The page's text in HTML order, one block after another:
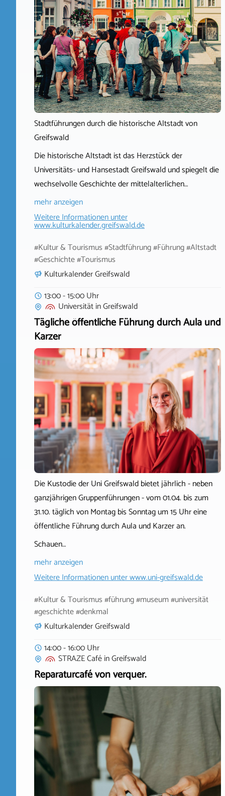
Stadtführungen durch die historische Altstadt von
Greifswald
Die historische Altstadt ist das Herzstück der
Universitäts- und Hansestadt Greifswald und spiegelt die
wechselvolle Geschichte der mittelalterlichen…
mehr anzeigen
Weitere Informationen unter
www.kulturkalender.greifswald.de
#Kultur & Tourismus #Stadtführung #Führung #Altstadt
#Geschichte #Tourismus
Kulturkalender Greifswald
13:00 - 15:00 Uhr
UniversitätinGreifswald
Tägliche öffentliche Führung durch Aula und
Karzer
Die Kustodie der Uni Greifswald bietet jährlich - neben
ganzjährigen Gruppenführungen - vom 01.04. bis zum
31.10. täglich von Montag bis Sonntag um 15 Uhr eine
öffentliche Führung durch Aula und Karzer an.
Schauen…
mehr anzeigen
Weitere Informationen unterwww.uni-greifswald.de
#Kultur & Tourismus #führung #museum #universität
#geschichte #denkmal
Kulturkalender Greifswald
14:00 - 16:00 Uhr
STRAZE CaféinGreifswald
Reparaturcafé von verquer.